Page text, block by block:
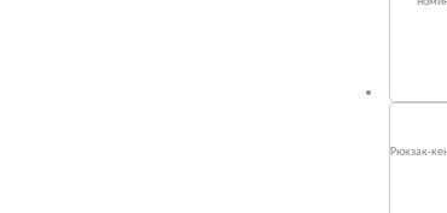
Рюкзак-